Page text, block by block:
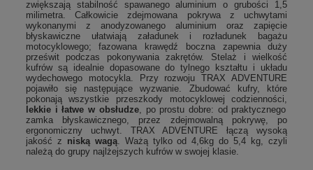
zwiększają stabilność spawanego aluminium o grubości 1,5
milimetra. Całkowicie zdejmowana pokrywa z uchwytami
wykonanymi z anodyzowanego aluminium oraz zapięcie
błyskawiczne ułatwiają załadunek i rozładunek bagażu
motocyklowego; fazowana krawędź boczna zapewnia duży
prześwit podczas pokonywania zakrętów. Stelaż i wielkość
kufrów są idealnie dopasowane do tylnego kształtu i układu
wydechowego motocykla. Przy rozwoju TRAX ADVENTURE
pojawiło się następujące wyzwanie. Zbudować kufry, które
pokonają wszystkie przeszkody motocyklowej codzienności,
lekkie i łatwe w obsłudze, po prostu dobre: od praktycznego
zamka błyskawicznego, przez zdejmowalną pokrywę, po
ergonomiczny uchwyt. TRAX ADVENTURE łączą wysoką
jakość z niską wagą. Ważą tylko od 4,6kg do 5,4 kg, czyli
należą do grupy najlżejszych kufrów w swojej klasie.